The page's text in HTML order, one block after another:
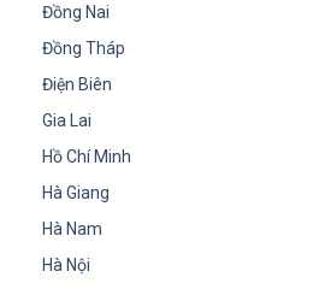
Đồng Nai
Đồng Tháp
Điện Biên
Gia Lai
Hồ Chí Minh
Hà Giang
Hà Nam
Hà Nội